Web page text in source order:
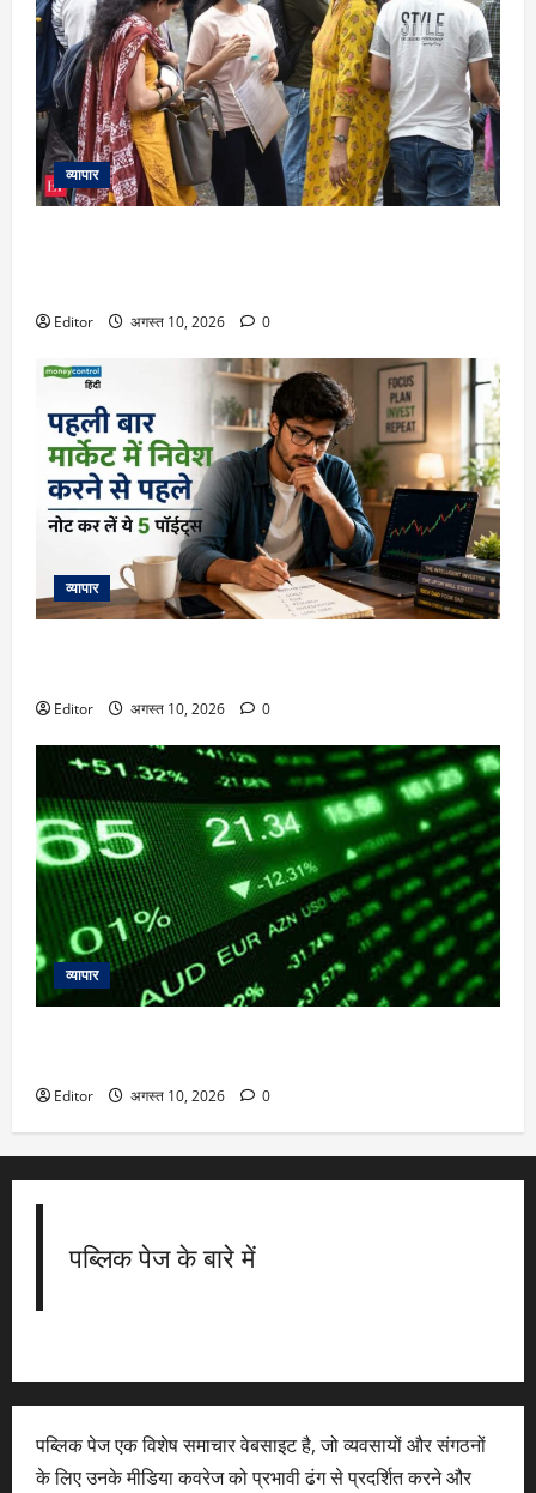
व्यापार
Editor अगस्त 10, 2026 0
व्यापार
Editor अगस्त 10, 2026 0
व्यापार
Editor अगस्त 10, 2026 0
पब्लिक पेज के बारे में
पब्लिक पेज एक विशेष समाचार वेबसाइट है, जो व्यवसायों और संगठनों
के लिए उनके मीडिया कवरेज को प्रभावी ढंग से प्रदर्शित करने और